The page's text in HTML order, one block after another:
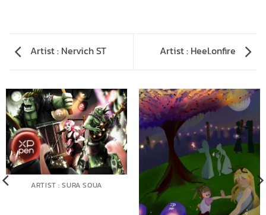
Artist : Nervich ST Artist : Heel.onfire
ARTIST : SURA SOUA